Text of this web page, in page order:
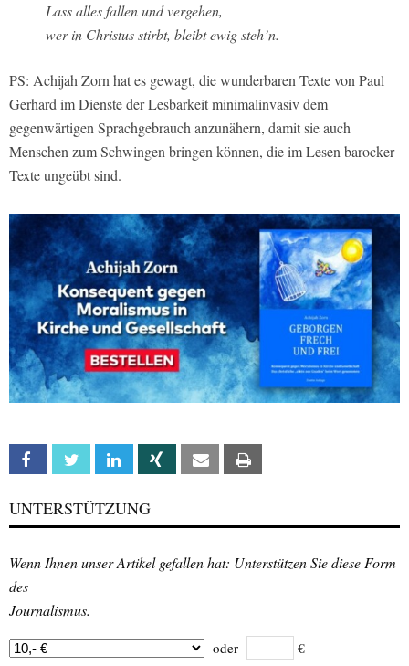
Lass alles fallen und vergehen,
wer in Christus stirbt, bleibt ewig steh’n.
PS: Achijah Zorn hat es gewagt, die wunderbaren Texte von Paul
Gerhard im Dienste der Lesbarkeit minimalinvasiv dem
gegenwärtigen Sprachgebrauch anzunähern, damit sie auch
Menschen zum Schwingen bringen können, die im Lesen barocker
Texte ungeübt sind.
Facebook Twitter Linkedin Xing Email
UNTERSTÜTZUNG
Wenn Ihnen unser Artikel gefallen hat: Unterstützen Sie diese Form
des
Journalismus.
oder €